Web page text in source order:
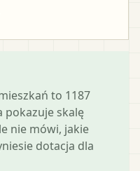
to 1187
pokazuje skalę
nie mówi, jakie
dotacja dla